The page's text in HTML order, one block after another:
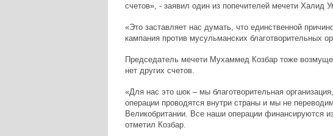
счетов», - заявил один из попечителей мечети Халид
«Это заставляет нас думать, что единственной
кампания против мусульманских благотворительных
Председатель мечети Мухаммед Козбар тоже
нет других счетов.
«Для нас это шок – мы благотворительная
операции проводятся внутри страны и мы не
Великобритании. Все наши операции финансируются
отметил Козбар.